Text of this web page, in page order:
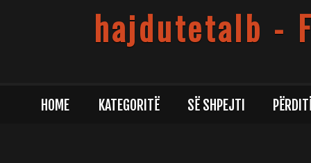
hajdutetalb -
HOME KATEGORITË SË SHPEJTI